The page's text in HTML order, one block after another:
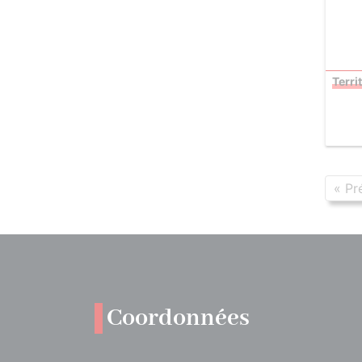
«
Coordonnées